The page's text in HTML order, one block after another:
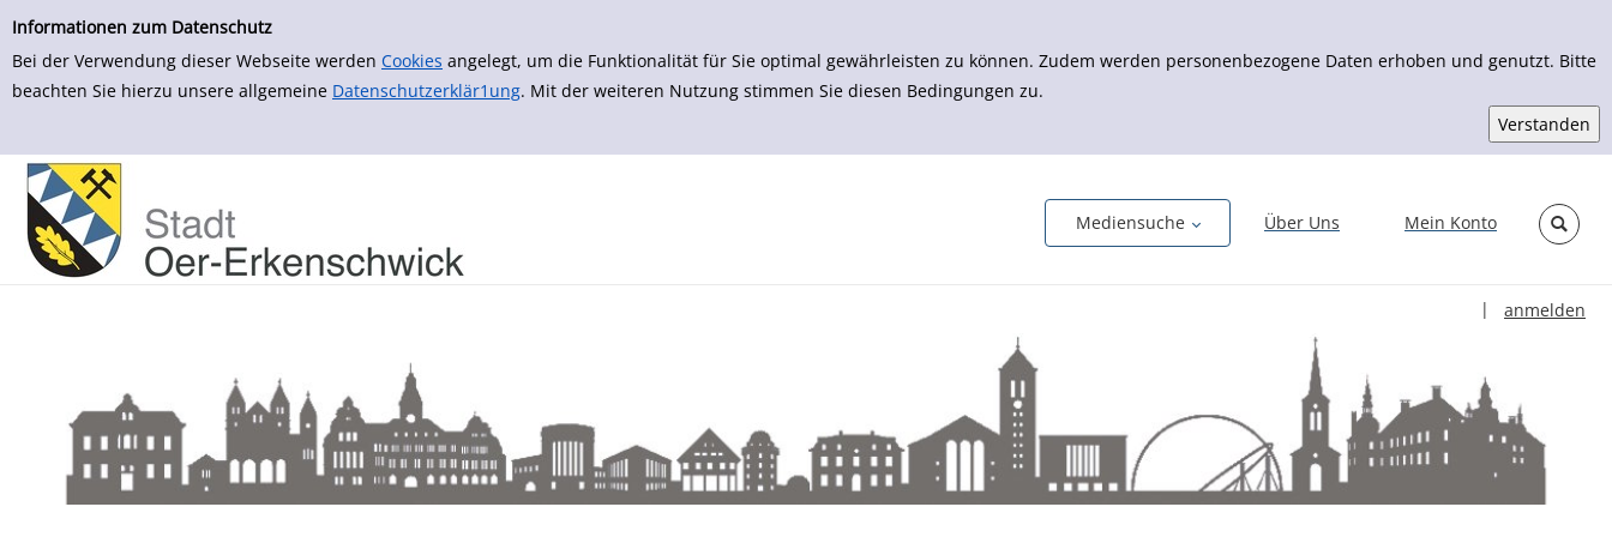
Informationen zum Datenschutz
Bei der Verwendung dieser Webseite werden Cookies angelegt, um die Funktionalität für Sie optimal gewährleisten zu können. Zudem werden personenbezogene Daten erhoben und genutzt. Bitte
beachten Sie hierzu unsere allgemeine Datenschutzerklär1ung. Mit der weiteren Nutzung stimmen Sie diesen Bedingungen zu.
zur Navigation springen
zum Inhalt springen
Zu den Suchfiltern springen
Zur Trefferliste springen
Mediensuche Über Uns Mein Konto
| anmelden
Sprache